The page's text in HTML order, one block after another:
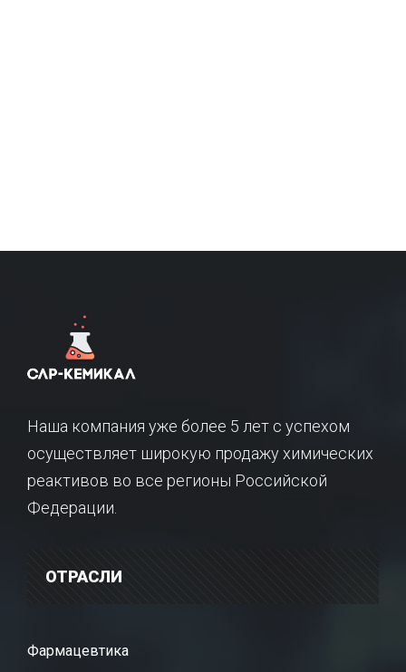
Наша компания уже более 5 лет с успехом
осуществляет широкую продажу химических
реактивов во все регионы Российской
Федерации.
ОТРАСЛИ
Фармацевтика